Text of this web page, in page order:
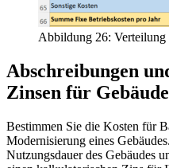
Abbildung 26: Verteilung
Abschreibungen
Zinsen für
Bestimmen Sie die Kosten für
Modernisierung eines
Nutzungsdauer des Gebäudes